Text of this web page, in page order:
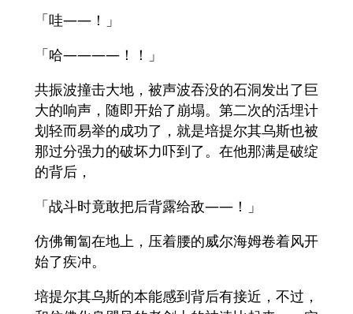
「哇——！」
「哈————！！」
共振波撞击大地，被声波吞没的石洞发出了巨
大的响声，随即开始了崩塌。第二次的活埋计
划轻而易举的成功了，就是培提尔其乌斯也被
那过分强力的破坏力吓到了。在他那满是破绽
的背后，
「战斗时竟敢把后背露给敌——！」
仿佛匍匐在地上，压着腰的威尔海姆卷着风开
始了疾冲。
培提尔其乌斯的本能感到背后有接近，不过，